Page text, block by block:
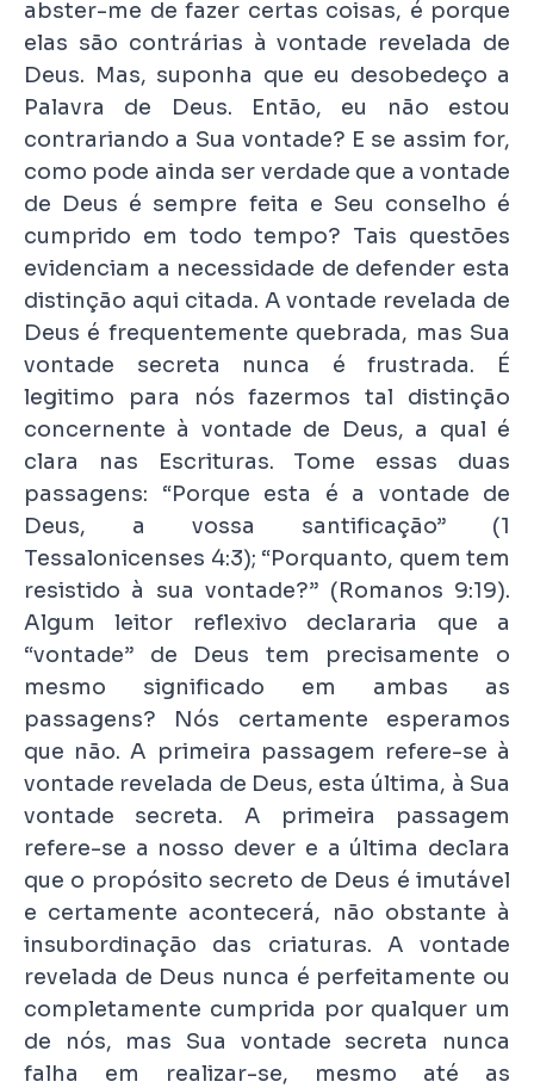
abster-me de fazer certas coisas, é porque
elas são contrárias à vontade revelada de
Deus. Mas, suponha que eu desobedeço a
Palavra de Deus. Então, eu não estou
contrariando a Sua vontade? E se assim for,
como pode ainda ser verdade que a vontade
de Deus é sempre feita e Seu conselho é
cumprido em todo tempo? Tais questões
evidenciam a necessidade de defender esta
distinção aqui citada. A vontade revelada de
Deus é frequentemente quebrada, mas Sua
vontade secreta nunca é frustrada. É
legitimo para nós fazermos tal distinção
concernente à vontade de Deus, a qual é
clara nas Escrituras. Tome essas duas
passagens: “Porque esta é a vontade de
Deus, a vossa santificação” (1
Tessalonicenses 4:3); “Porquanto, quem tem
resistido à sua vontade?” (Romanos 9:19).
Algum leitor reflexivo declararia que a
“vontade” de Deus tem precisamente o
mesmo significado em ambas as
passagens? Nós certamente esperamos
que não. A primeira passagem refere-se à
vontade revelada de Deus, esta última, à Sua
vontade secreta. A primeira passagem
refere-se a nosso dever e a última declara
que o propósito secreto de Deus é imutável
e certamente acontecerá, não obstante à
insubordinação das criaturas. A vontade
revelada de Deus nunca é perfeitamente ou
completamente cumprida por qualquer um
de nós, mas Sua vontade secreta nunca
falha em realizar-se, mesmo até as